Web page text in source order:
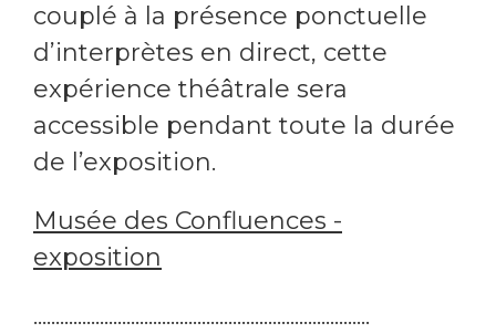
couplé à la présence ponctuelle
d’interprètes en direct, cette
expérience théâtrale sera
accessible pendant toute la durée
de l’exposition.
Musée des Confluences -
exposition
............................................................................